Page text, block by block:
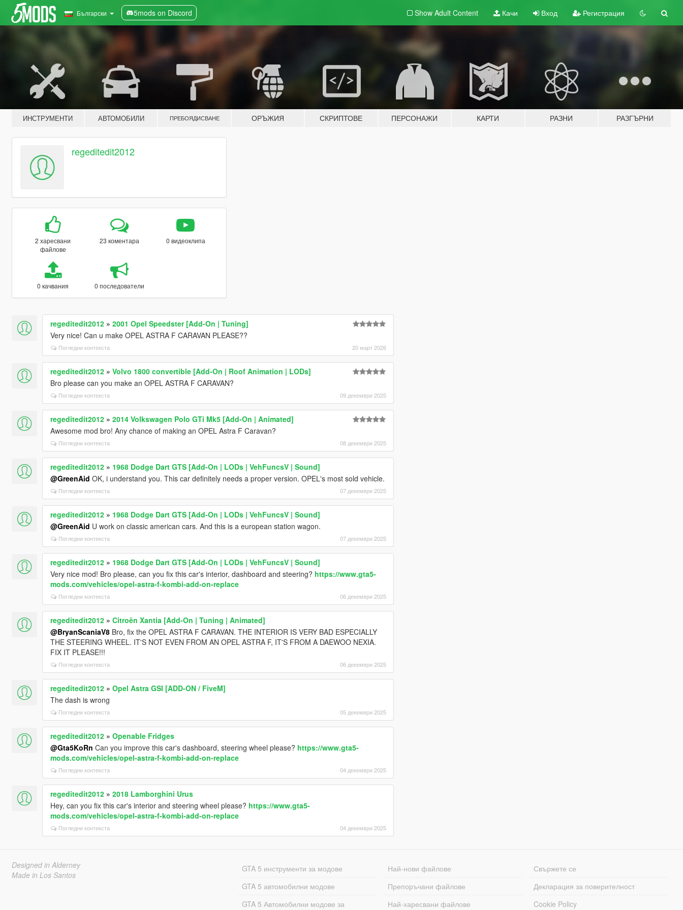
Български 5mods on Discord Show Adult Content Качи Вход Регистрация
ИНСТРУМЕНТИ АВТОМОБИЛИ ПРЕБОЯДИСВАНЕ ОРЪЖИЯ СКРИПТОВЕ ПЕРСОНАЖИ КАРТИ РАЗНИ РАЗГЪРНИ
regeditedit2012
2 харесвани
файлове
23 коментара 0 видеоклипа
0 качвания 0 последователи
regeditedit2012» 2001 Opel Speedster [Add-On | Tuning]
Very nice! Can u make OPEL ASTRA F CARAVAN PLEASE??
Погледни контекста 20 март 2026
regeditedit2012» Volvo 1800 convertible [Add-On | Roof Animation | LODs]
Bro please can you make an OPEL ASTRA F CARAVAN?
Погледни контекста 09 декември 2025
regeditedit2012» 2014 Volkswagen Polo GTi Mk5 [Add-On | Animated]
Awesome mod bro! Any chance of making an OPEL Astra F Caravan?
Погледни контекста 08 декември 2025
regeditedit2012» 1968 Dodge Dart GTS [Add-On | LODs | VehFuncsV | Sound]
@GreenAid OK, i understand you. This car definitely needs a proper version. OPEL's most sold vehicle.
Погледни контекста 07 декември 2025
regeditedit2012» 1968 Dodge Dart GTS [Add-On | LODs | VehFuncsV | Sound]
@GreenAid U work on classic american cars. And this is a european station wagon.
Погледни контекста 07 декември 2025
regeditedit2012» 1968 Dodge Dart GTS [Add-On | LODs | VehFuncsV | Sound]
Very nice mod! Bro please, can you fix this car's interior, dashboard and steering? https://www.gta5-
mods.com/vehicles/opel-astra-f-kombi-add-on-replace
Погледни контекста 06 декември 2025
regeditedit2012» Citroën Xantia [Add-On | Tuning | Animated]
@BryanScaniaV8Bro, fix the OPEL ASTRA F CARAVAN. THE INTERIOR IS VERY BAD ESPECIALLY
THE STEERING WHEEL. IT'S NOT EVEN FROM AN OPEL ASTRA F, IT'S FROM A DAEWOO NEXIA.
FIX IT PLEASE!!!
Погледни контекста 06 декември 2025
regeditedit2012» Opel Astra GSI [ADD-ON / FiveM]
The dash is wrong
Погледни контекста 05 декември 2025
regeditedit2012» Openable Fridges
@Gta5KoRn Can you improve this car's dashboard, steering wheel please? https://www.gta5-
mods.com/vehicles/opel-astra-f-kombi-add-on-replace
Погледни контекста 04 декември 2025
regeditedit2012» 2018 Lamborghini Urus
Hey, can you fix this car's interior and steering wheel please? https://www.gta5-
mods.com/vehicles/opel-astra-f-kombi-add-on-replace
Погледни контекста 04 декември 2025
Designed in Alderney
Made in Los Santos
GTA 5 инструменти за модове
GTA 5 автомобилни модове
GTA 5 Автомобилни модове за
Най-нови файлове
Препоръчани файлове
Най-харесвани файлове
Свържете се
Декларация за поверителност
Cookie Policy